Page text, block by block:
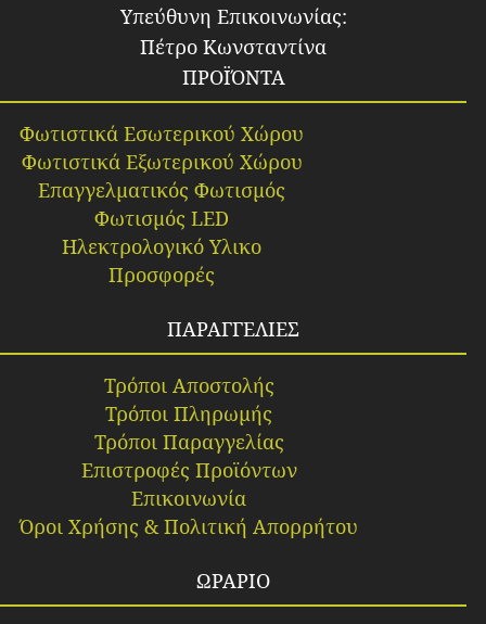
Υπεύθυνη Επικοινωνίας:
Πέτρο Κωνσταντίνα
ΠΡΟΪΌΝΤΑ
Φωτιστικά Εσωτερικού Χώρου
Φωτιστικά Εξωτερικού Χώρου
Επαγγελματικός Φωτισμός
Φωτισμός LED
Ηλεκτρολογικό Υλικο
Προσφορές
ΠΑΡΑΓΓΕΛΙΕΣ
Τρόποι Αποστολής
Τρόποι Πληρωμής
Τρόποι Παραγγελίας
Επιστροφές Προϊόντων
Επικοινωνία
Όροι Χρήσης & Πολιτική Απορρήτου
ΩΡΑΡΙΟ